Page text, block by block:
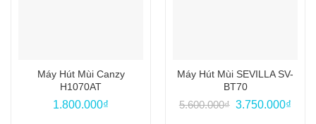
Máy Hút Mùi Canzy
H1070AT
1.800.000₫
Máy Hút Mùi SEVILLA SV-
BT70
5.600.000₫ Giá
3.750.000₫